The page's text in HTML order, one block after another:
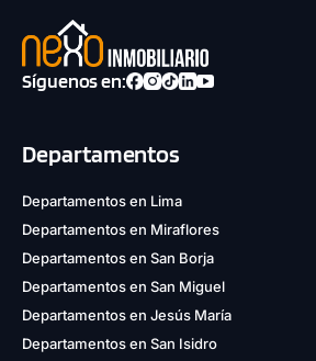
Síguenos en:
Departamentos
Departamentos en Lima
Departamentos en Miraflores
Departamentos en San Borja
Departamentos en San Miguel
Departamentos en Jesús María
Departamentos en San Isidro